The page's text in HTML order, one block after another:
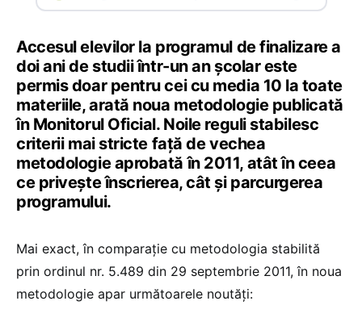
Accesul elevilor la programul de finalizare a
doi ani de studii într-un an școlar este
permis doar pentru cei cu media 10 la toate
materiile, arată noua metodologie publicată
în Monitorul Oficial. Noile reguli stabilesc
criterii mai stricte față de vechea
metodologie aprobată în 2011, atât în ceea
ce privește înscrierea, cât și parcurgerea
programului.
Mai exact, în comparație cu metodologia stabilită
prin ordinul nr. 5.489 din 29 septembrie 2011, în noua
metodologie apar următoarele noutăți: